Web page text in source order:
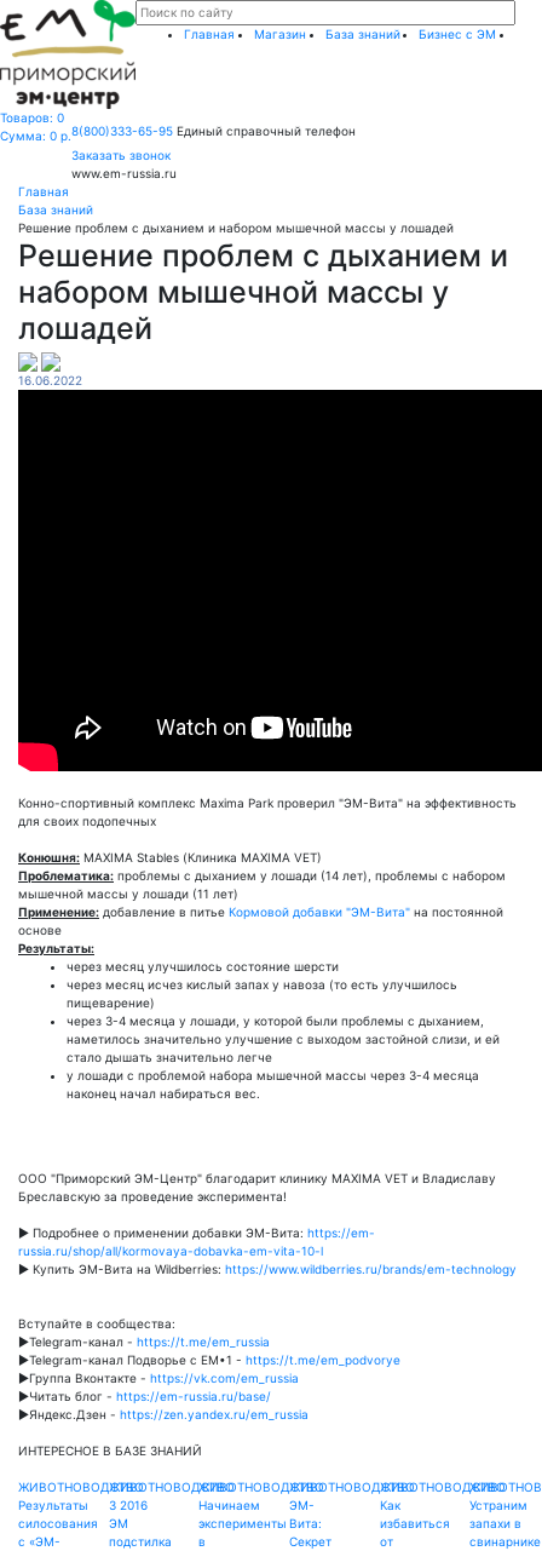
Главная Магазин База знаний Бизнес с ЭМ
Товаров: 0
Сумма: 0 р.8(800)333-65-95 Единый справочный телефон
Заказать звонок
www.em-russia.ru
Главная
База знаний
Решение проблем с дыханием и набором мышечной массы у лошадей
Решение проблем с дыханием и
набором мышечной массы у
лошадей
16.06.2022
Конно-спортивный комплекс Maxima Park проверил "ЭМ-Вита" на эффективность
для своих подопечных
Конюшня: MAXIMA Stables (Клиника MAXIMA VET)
Проблематика: проблемы с дыханием у лошади (14 лет), проблемы с набором
мышечной массы у лошади (11 лет)
Применение: добавление в питье Кормовой добавки "ЭМ-Вита" на постоянной
основе
Результаты:
через месяц улучшилось состояние шерсти
через месяц исчез кислый запах у навоза (то есть улучшилось
пищеварение)
через 3-4 месяца у лошади, у которой были проблемы с дыханием,
наметилось значительно улучшение с выходом застойной слизи, и ей
стало дышать значительно легче
у лошади с проблемой набора мышечной массы через 3-4 месяца
наконец начал набираться вес.
ООО "Приморский ЭМ-Центр" благодарит клинику MAXIMA VET и Владиславу
Бреславскую за проведение эксперимента!
► Подробнее о применении добавки ЭМ-Вита: https://em-
russia.ru/shop/all/kormovaya-dobavka-em-vita-10-l
► Купить ЭМ-Вита на Wildberries: https://www.wildberries.ru/brands/em-technology
Вступайте в сообщества:
►Telegram-канал - https://t.me/em_russia
►Telegram-канал Подворье с ЕМ•1 - https://t.me/em_podvorye
►Группа Вконтакте - https://vk.com/em_russia
►Читать блог - https://em-russia.ru/base/
►Яндекс.Дзен - https://zen.yandex.ru/em_russia
ИНТЕРЕСНОЕ В БАЗЕ ЗНАНИЙ
ЖИВОТНОВОДСТВО
Результаты
силосования
с «ЭМ-
ЖИВОТНОВОДСТВО
3 2016
ЭМ
подстилка
ЖИВОТНОВОДСТВО
Начинаем
эксперименты
в
ЖИВОТНОВОДСТВО
ЭМ-
Вита:
Секрет
ЖИВОТНОВОДСТВО
Как
избавиться
от
Устраним
запахи в
свинарнике